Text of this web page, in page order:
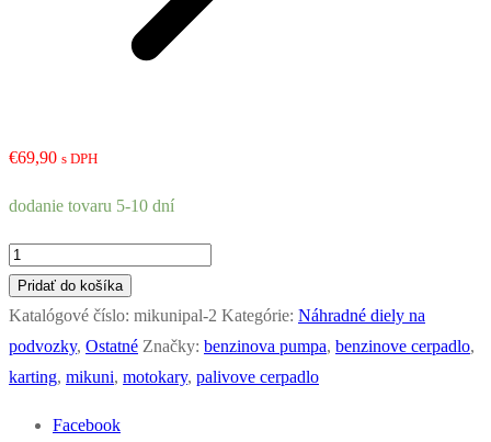
€69,90 s DPH
dodanie tovaru 5-10 dní
množstvo
Benzínové
(palivové)
čerpadlo
MIKUNI
Pridať do košíka
Katalógové číslo: mikunipal-2 Kategórie: Náhradné diely na
podvozky, Ostatné Značky: benzinova pumpa, benzinove cerpadlo,
karting, mikuni, motokary, palivove cerpadlo
Facebook